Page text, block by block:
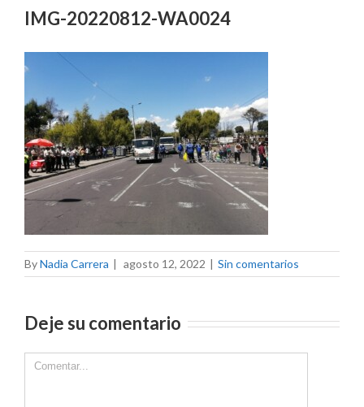
IMG-20220812-WA0024
ByNadia Carrera | agosto 12, 2022 | Sin comentarios
Deje su comentario
Comment